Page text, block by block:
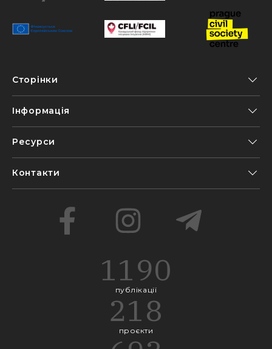
Сторінки
Інформація
Ресурси
Контакти
1190
публікації
218
проєкти